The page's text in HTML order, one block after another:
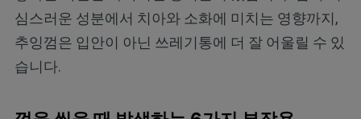
심스러운 성분에서 치아와 소화에 미치는 영향까지,
추잉껌은 입안이 아닌 쓰레기통에 더 잘 어울릴 수 있
습니다.